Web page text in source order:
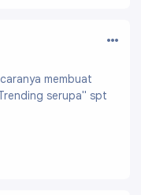
…
membuat
serupa" spt